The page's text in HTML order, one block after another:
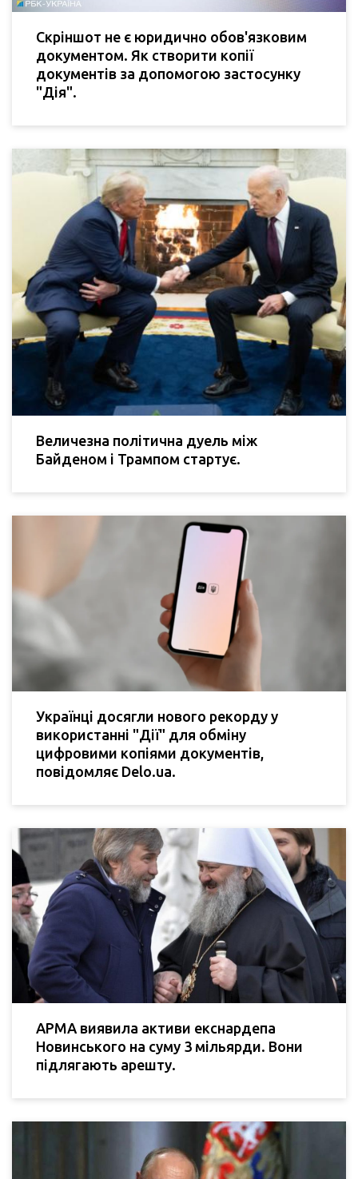
Скріншот не є юридично обов'язковим
документом. Як створити копії
документів за допомогою застосунку
"Дія".
Величезна політична дуель між
Байденом і Трампом стартує.
Українці досягли нового рекорду у
використанні "Дії" для обміну
цифровими копіями документів,
повідомляє Delo.ua.
АРМА виявила активи екснардепа
Новинського на суму 3 мільярди. Вони
підлягають арешту.